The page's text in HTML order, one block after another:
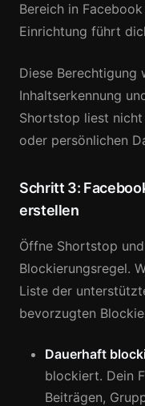
Bereich in
Einrichtung führt
Diese Berechtigung
Inhaltserkennung
Shortstop liest
oder persönlichen
Schritt 3:
erstellen
Öffne Shortstop
Blockierungsregel.
Liste der
bevorzugten
Dauerhaft
blockiert. Dein
Beiträgen,